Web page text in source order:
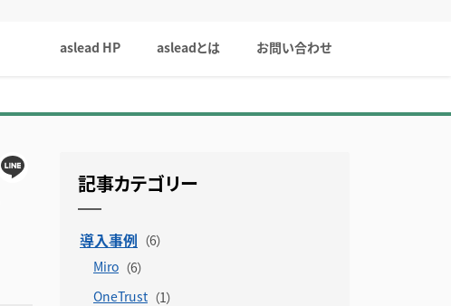
aslead HP asleadとは お問い合わせ
記事カテゴリー
導入事例
Miro
OneTrust